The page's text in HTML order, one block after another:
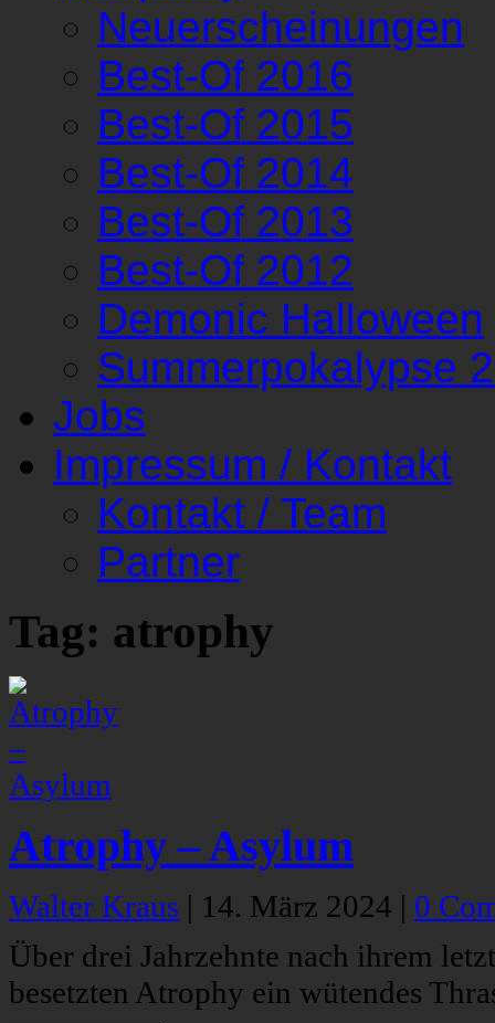
Neuerscheinungen
Best-Of 2016
Best-Of 2015
Best-Of 2014
Best-Of 2013
Best-Of 2012
Demonic Halloween
Summerpokalypse
Jobs
Impressum / Kontakt
Kontakt / Team
Partner
Tag: atrophy
Atrophy – Asylum
Walter Kraus | 14. März 2024 | 0
Über drei Jahrzehnte nach ihrem
besetzten Atrophy ein wütendes